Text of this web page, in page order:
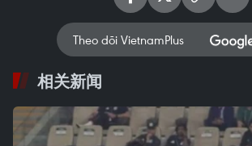
Theo dõi VietnamPlus
相关新闻